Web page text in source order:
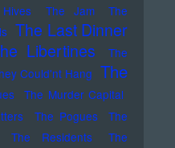
The Jam
The
The Last Dinner
Libertines
The
Could'nt Hang The
The Murder Capital
The Pogues
The
The Residents
The